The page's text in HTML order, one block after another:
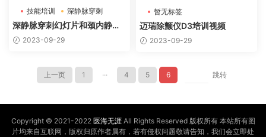
技能培训
深静脉穿刺
股静脉穿刺
深静脉穿刺幻灯片和颈内静脉
穿刺置管视频
2023-09-29
暂无标签
迈瑞除颤仪D3培训视频
2023-09-29
上一页 1 ··· 4 5 6 跳转
Copyright © 2021-2022 医海无涯All Rights Reserved 版权所有 本站所有图
片均来自互联网，版权归原作者属有，若有侵权问题敬请告知，我们会立即处